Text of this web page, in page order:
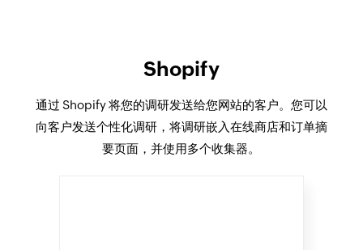
Shopify
通过 Shopify 将您的调研发送给您网站的客户。您可以
向客户发送个性化调研，将调研嵌入在线商店和订单摘
要页面，并使用多个收集器。